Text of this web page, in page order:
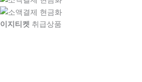
이지티켓 취급상품